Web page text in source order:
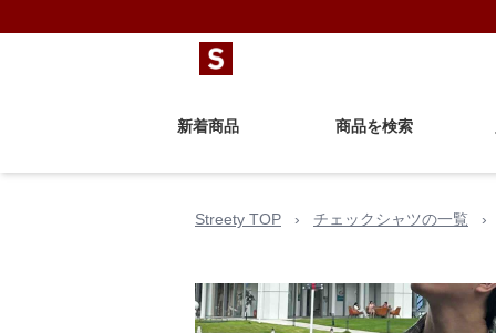
新着商品 商品を検索
Streety TOP › チェックシャツの一覧 ›